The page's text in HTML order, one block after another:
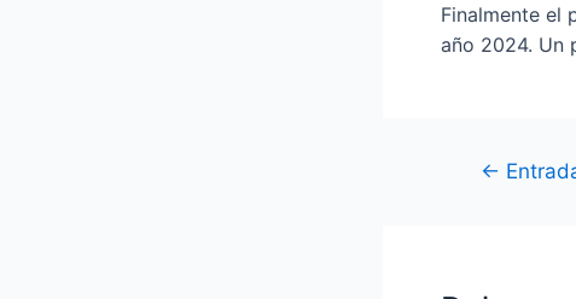
Finalmente el
año 2024. Un
Navegación
←